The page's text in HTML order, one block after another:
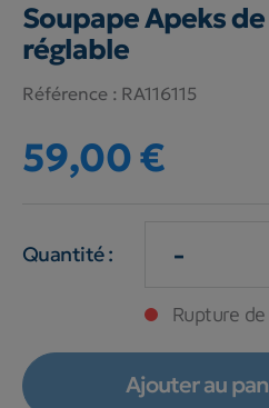
Soupape Apeks
réglable
Référence : RA116115
59,00 €
Quantité : -
Rupture
Ajouter au